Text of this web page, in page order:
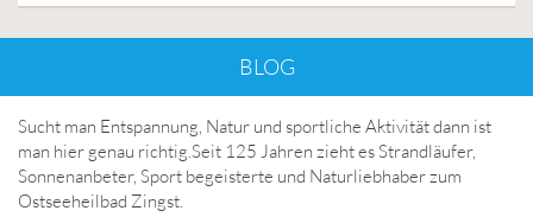
BLOG
Sucht man Entspannung, Natur und sportliche Aktivität dann ist
man hier genau richtig.Seit 125 Jahren zieht es Strandläufer,
Sonnenanbeter, Sport begeisterte und Naturliebhaber zum
Ostseeheilbad Zingst.